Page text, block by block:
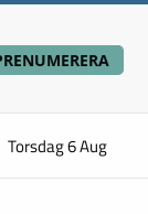
Torsdag 6 Aug